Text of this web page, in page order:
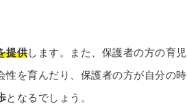
提供します。また、保護者の方の育児
性を育んだり、保護者の方が自分の時
となるでしょう。